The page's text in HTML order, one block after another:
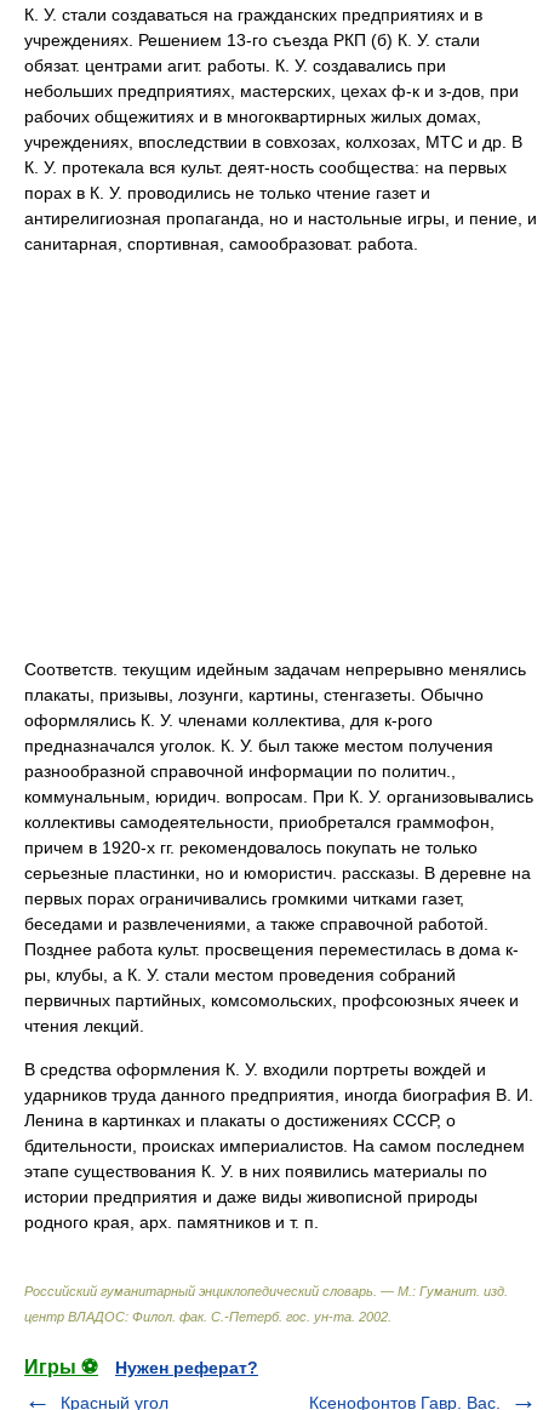
К. У. стали создаваться на гражданских предприятиях и в
учреждениях. Решением 13-го съезда РКП (б) К. У. стали
обязат. центрами агит. работы. К. У. создавались при
небольших предприятиях, мастерских, цехах ф-к и з-дов, при
рабочих общежитиях и в многоквартирных жилых домах,
учреждениях, впоследствии в совхозах, колхозах, МТС и др. В
К. У. протекала вся культ. деят-ность сообщества: на первых
порах в К. У. проводились не только чтение газет и
антирелигиозная пропаганда, но и настольные игры, и пение, и
санитарная, спортивная, самообразоват. работа.
Соответств. текущим идейным задачам непрерывно менялись
плакаты, призывы, лозунги, картины, стенгазеты. Обычно
оформлялись К. У. членами коллектива, для к-рого
предназначался уголок. К. У. был также местом получения
разнообразной справочной информации по политич.,
коммунальным, юридич. вопросам. При К. У. организовывались
коллективы самодеятельности, приобретался граммофон,
причем в 1920-х гг. рекомендовалось покупать не только
серьезные пластинки, но и юмористич. рассказы. В деревне на
первых порах ограничивались громкими читками газет,
беседами и развлечениями, а также справочной работой.
Позднее работа культ. просвещения переместилась в дома к-
ры, клубы, а К. У. стали местом проведения собраний
первичных партийных, комсомольских, профсоюзных ячеек и
чтения лекций.
В средства оформления К. У. входили портреты вождей и
ударников труда данного предприятия, иногда биография В. И.
Ленина в картинках и плакаты о достижениях СССР, о
бдительности, происках империалистов. На самом последнем
этапе существования К. У. в них появились материалы по
истории предприятия и даже виды живописной природы
родного края, арх. памятников и т. п.
Российский гуманитарный энциклопедический словарь. — М.: Гуманит. изд.
центр ВЛАДОС: Филол. фак. С.-Петерб. гос. ун-та 2002
Игры ⚽
Нужен реферат?
Красный угол
Ксенофонтов Гавр. Вас.